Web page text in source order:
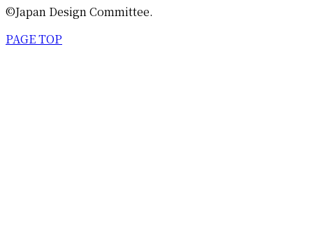
©Japan Design Committee.
PAGE TOP